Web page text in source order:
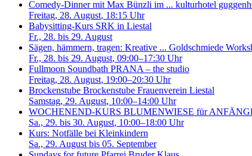
Comedy-Dinner mit Max Bünzli im ... kulturhotel
Freitag, 28. August, 18:15 Uhr
Babysitting-Kurs SRK in Liestal
Fr., 28. bis 29. August
Sägen, hämmern, tragen: Kreative ... Goldschmiede
Fr., 28. bis 29. August, 09:00–17:30 Uhr
Fullmoon Soundbath PRANA – the studio
Freitag, 28. August, 19:00–20:30 Uhr
Brockenstube Brockenstube Frauenverein Liestal
Samstag, 29. August, 10:00–14:00 Uhr
WOCHENEND-KURS BLUMENWIESE für
Sa., 29. bis 30. August, 10:00–18:00 Uhr
Kurs: Notfälle bei Kleinkindern
Sa., 29. August bis 05. September